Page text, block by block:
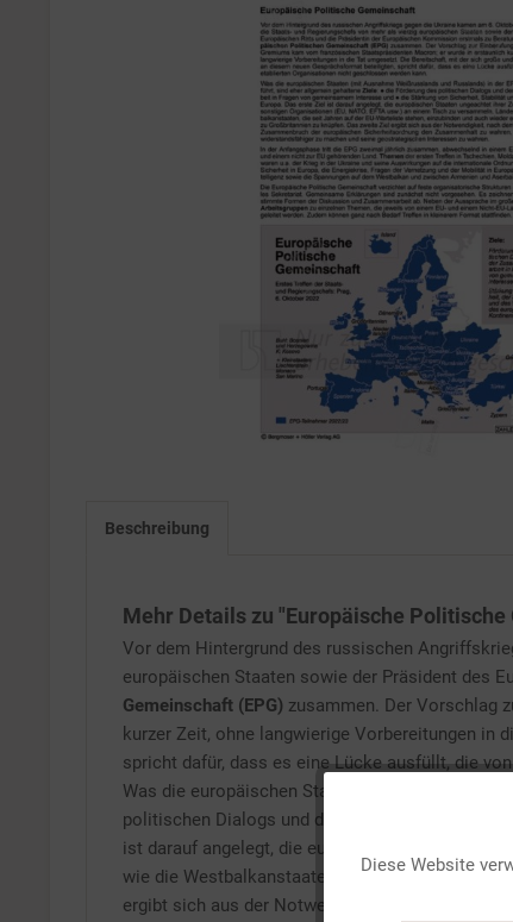
Beschreibung
Mehr Details zu "Europäische Politische
Vor dem Hintergrund des russischen
europäischen Staaten sowie der Präsident des
Gemeinschaft (EPG) zusammen. Der Vorschlag
kurzer Zeit, ohne langwierige Vorbereitungen in
spricht dafür, dass es eine Lücke ausfüllt, die
Was die europäischen Staaten (mit Ausnahme
politischen Dialogs und der Zusammenarbeit in
ist darauf angelegt, die europäischen Staaten
wie die Westbalkanstaaten, die seit Jahren auf
ergibt sich aus der Notwendigkeit, nach dem
Diese Website